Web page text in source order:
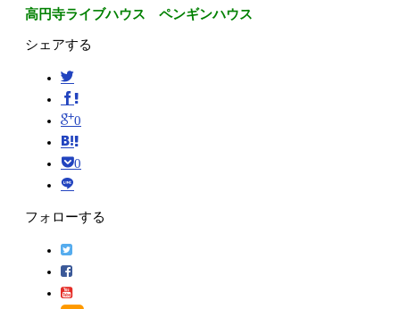
高円寺ライブハウス ペンギンハウス
シェアする
0
0
フォローする